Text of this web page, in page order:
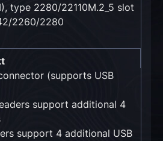
type 2280/22110M.2_5 slot
2260/2280
(supports USB
support additional 4
support 4 additional USB